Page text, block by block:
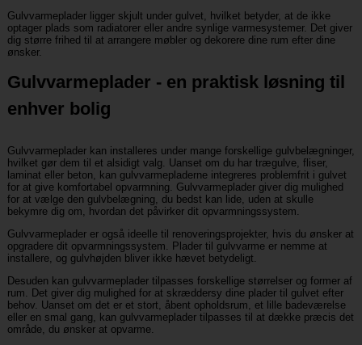
Gulvvarmeplader ligger skjult under gulvet, hvilket betyder, at de ikke
optager plads som radiatorer eller andre synlige varmesystemer. Det giver
dig større frihed til at arrangere møbler og dekorere dine rum efter dine
ønsker.
Gulvvarmeplader - en praktisk løsning til
enhver bolig
Gulvvarmeplader kan installeres under mange forskellige gulvbelægninger,
hvilket gør dem til et alsidigt valg. Uanset om du har trægulve, fliser,
laminat eller beton, kan gulvvarmepladerne integreres problemfrit i gulvet
for at give komfortabel opvarmning. Gulvvarmeplader giver dig mulighed
for at vælge den gulvbelægning, du bedst kan lide, uden at skulle
bekymre dig om, hvordan det påvirker dit opvarmningssystem.
Gulvvarmeplader er også ideelle til renoveringsprojekter, hvis du ønsker at
opgradere dit opvarmningssystem. Plader til gulvvarme er nemme at
installere, og gulvhøjden bliver ikke hævet betydeligt.
Desuden kan gulvvarmeplader tilpasses forskellige størrelser og former af
rum. Det giver dig mulighed for at skræddersy dine plader til gulvet efter
behov. Uanset om det er et stort, åbent opholdsrum, et lille badeværelse
eller en smal gang, kan gulvvarmeplader tilpasses til at dække præcis det
område, du ønsker at opvarme.